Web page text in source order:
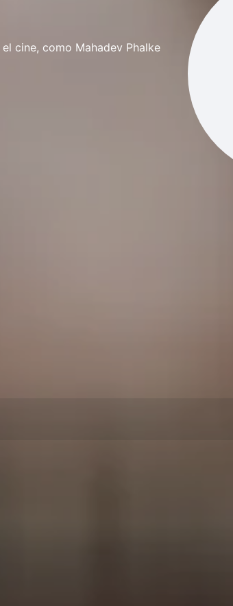
cine, como Mahadev Phalke